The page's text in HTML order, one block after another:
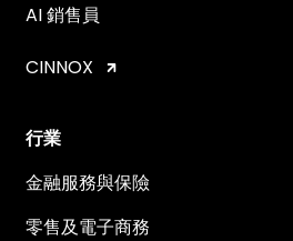
AI 銷售員
CINNOX
行業
金融服務與保險
零售及電子商務